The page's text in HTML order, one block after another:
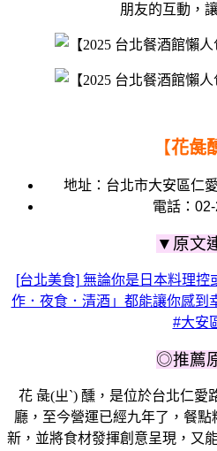
朋友的互動，
【花彘
地址： 台北市大安區仁
電話：
▼原文
[台北美食] 無論你是日本料理控
作．夜食．清酒」都能讓你感到
#大安
◎推薦
花彘(ㄓˋ) 醺，是位於台北仁愛
廳， 至今營運已經九年了 ，餐
新，並將食材發揮創意呈現，又